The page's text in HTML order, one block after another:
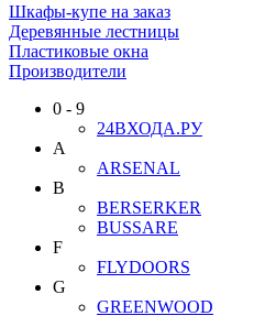
Шкафы-купе на заказ
Деревянные лестницы
Пластиковые окна
Производители
0 - 9
24ВХОДА.РУ
A
ARSENAL
B
BERSERKER
BUSSARE
F
FLYDOORS
G
GREENWOOD